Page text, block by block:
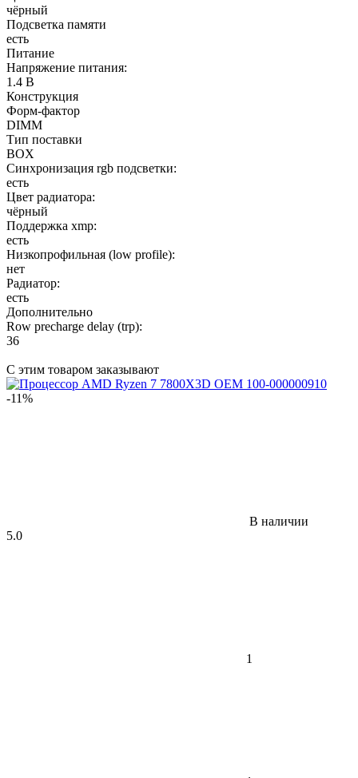
чёрный
Подсветка памяти
есть
Питание
Напряжение питания:
1.4 В
Конструкция
Форм-фактор
DIMM
Тип поставки
BOX
Синхронизация rgb подсветки:
есть
Цвет радиатора:
чёрный
Поддержка xmp:
есть
Низкопрофильная (low profile):
нет
Радиатор:
есть
Дополнительно
Row precharge delay (trp):
36
С этим товаром заказывают
-11%
В наличии
5.0
1